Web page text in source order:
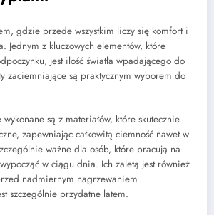
gdzie przede wszystkim liczy się komfort i
Jednym z kluczowych elementów, które
jest ilość światła wpadającego do
zaciemniające są praktycznym wyborem do
są z materiałów, które skutecznie
zapewniając całkowitą ciemność nawet w
ważne dla osób, które pracują na
w ciągu dnia. Ich zaletą jest również
nadmiernym nagrzewaniem
szczególnie przydatne latem.